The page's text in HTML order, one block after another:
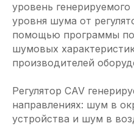
уровень
уровня шума от
помощью программы
шумовых
производителей
Регулятор CAV
направлениях: шум в
устройства и шум в